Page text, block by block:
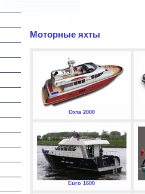
Моторные яхты
Охта 2000
Euro 1600